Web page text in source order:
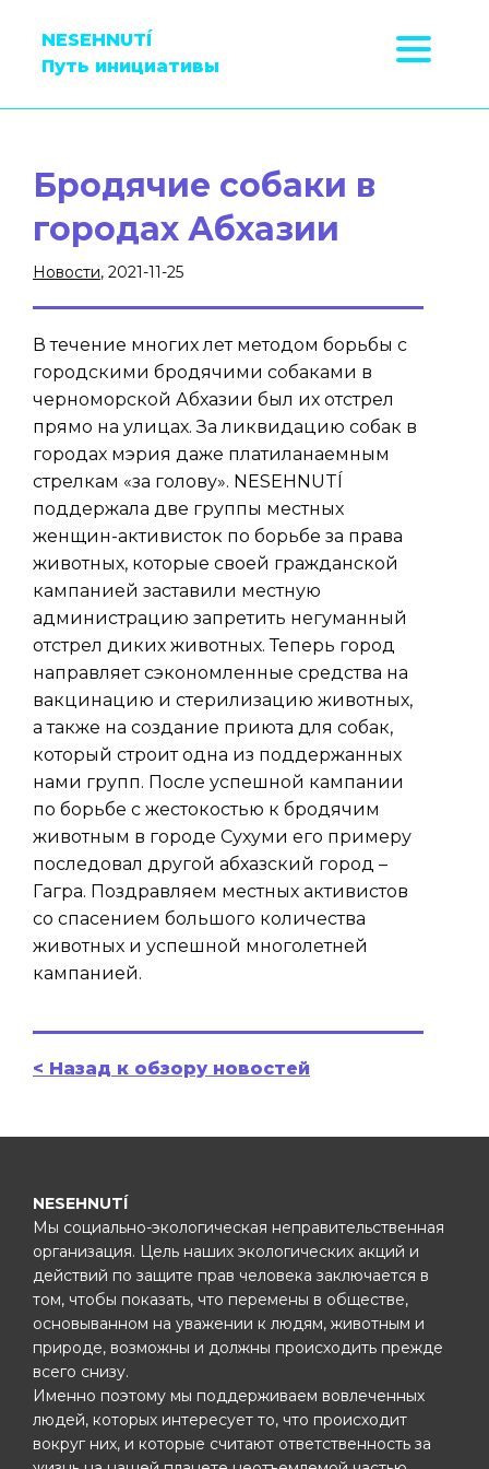
NESEHNUTÍ
Путь инициативы
Бродячие собаки в
городах Абхазии
Новости, 2021-11-25
В течение многих лет методом борьбы с
городскими бродячими собаками в
черноморской Абхазии был их отстрел
прямо на улицах. За ликвидацию собак в
городах мэрия даже платиланаемным
стрелкам «за голову». NESEHNUTÍ
поддержала две группы местных
женщин-активисток по борьбе за права
животных, которые своей гражданской
кампанией заставили местную
администрацию запретить негуманный
отстрел диких животных. Теперь город
направляет сэкономленные средства на
вакцинацию и стерилизацию животных,
а также на создание приюта для собак,
который строит одна из поддержанных
нами групп. После успешной кампании
по борьбе с жестокостью к бродячим
животным в городе Сухуми его примеру
последовал другой абхазский город –
Гагра. Поздравляем местных активистов
со спасением большого количества
животных и успешной многолетней
кампанией.
< Назад к обзору новостей
NESEHNUTÍ
Мы социально-экологическая неправительственная
организация. Цель наших экологических акций и
действий по защите прав человека заключается в
том, чтобы показать, что перемены в обществе,
основыванном на уважении к людям, животным и
природе, возможны и должны происходить прежде
всего снизу.
Именно поэтому мы поддерживаем вовлеченных
людей, которых интересует то, что происходит
вокруг них, и которые считают ответственность за